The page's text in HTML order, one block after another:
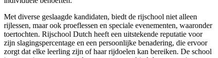
Met diverse geslaagde kandidaten, biedt de rijschool niet alleen
rijlessen, maar ook proeflessen en speciale evenementen, waaronder
toertochten. Rijschool Dutch heeft een uitstekende reputatie voor
zijn slagingspercentage en een persoonlijke benadering, die ervoor
zorgt dat elke leerling zijn of haar rijdoelen kan bereiken. De school